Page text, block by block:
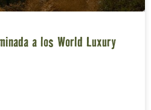
a los World Luxury